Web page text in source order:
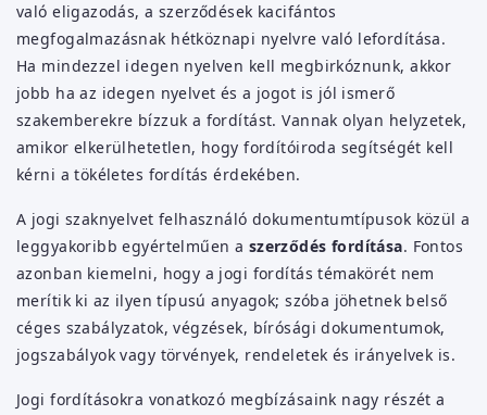
való eligazodás, a szerződések kacifántos
megfogalmazásnak hétköznapi nyelvre való lefordítása.
Ha mindezzel idegen nyelven kell megbirkóznunk, akkor
jobb ha az idegen nyelvet és a jogot is jól ismerő
szakemberekre bízzuk a fordítást. Vannak olyan helyzetek,
amikor elkerülhetetlen, hogy fordítóiroda segítségét kell
kérni a tökéletes fordítás érdekében.
A jogi szaknyelvet felhasználó dokumentumtípusok közül a
leggyakoribb egyértelműen a szerződés fordítása. Fontos
azonban kiemelni, hogy a jogi fordítás témakörét nem
merítik ki az ilyen típusú anyagok; szóba jöhetnek belső
céges szabályzatok, végzések, bírósági dokumentumok,
jogszabályok vagy törvények, rendeletek és irányelvek is.
Jogi fordításokra vonatkozó megbízásaink nagy részét a